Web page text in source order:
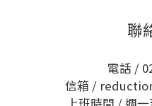
聯
電話 /
信箱 /